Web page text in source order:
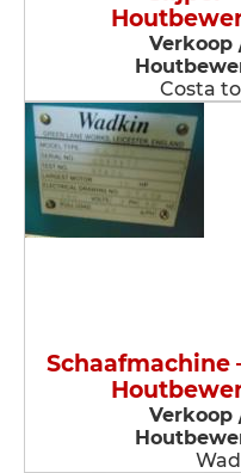
Verkoop
Costa
Schaafmachine
Verkoop